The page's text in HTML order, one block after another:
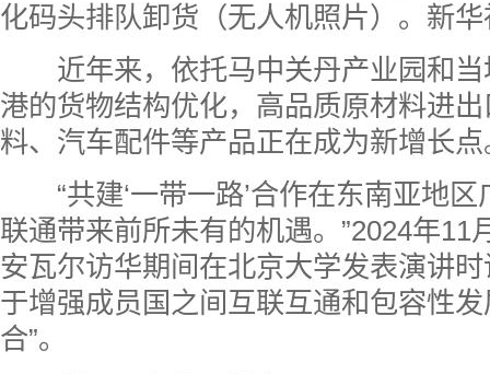
化码头排队卸货（无人机照片）。新
近年来，依托马中关丹产业园和当
港的货物结构优化，高品质原材料进
料、汽车配件等产品正在成为新增长点
“共建‘一带一路’合作在东南亚地区
联通带来前所未有的机遇。”2024年11
安瓦尔访华期间在北京大学发表演讲
于增强成员国之间互联互通和包容性
合”。